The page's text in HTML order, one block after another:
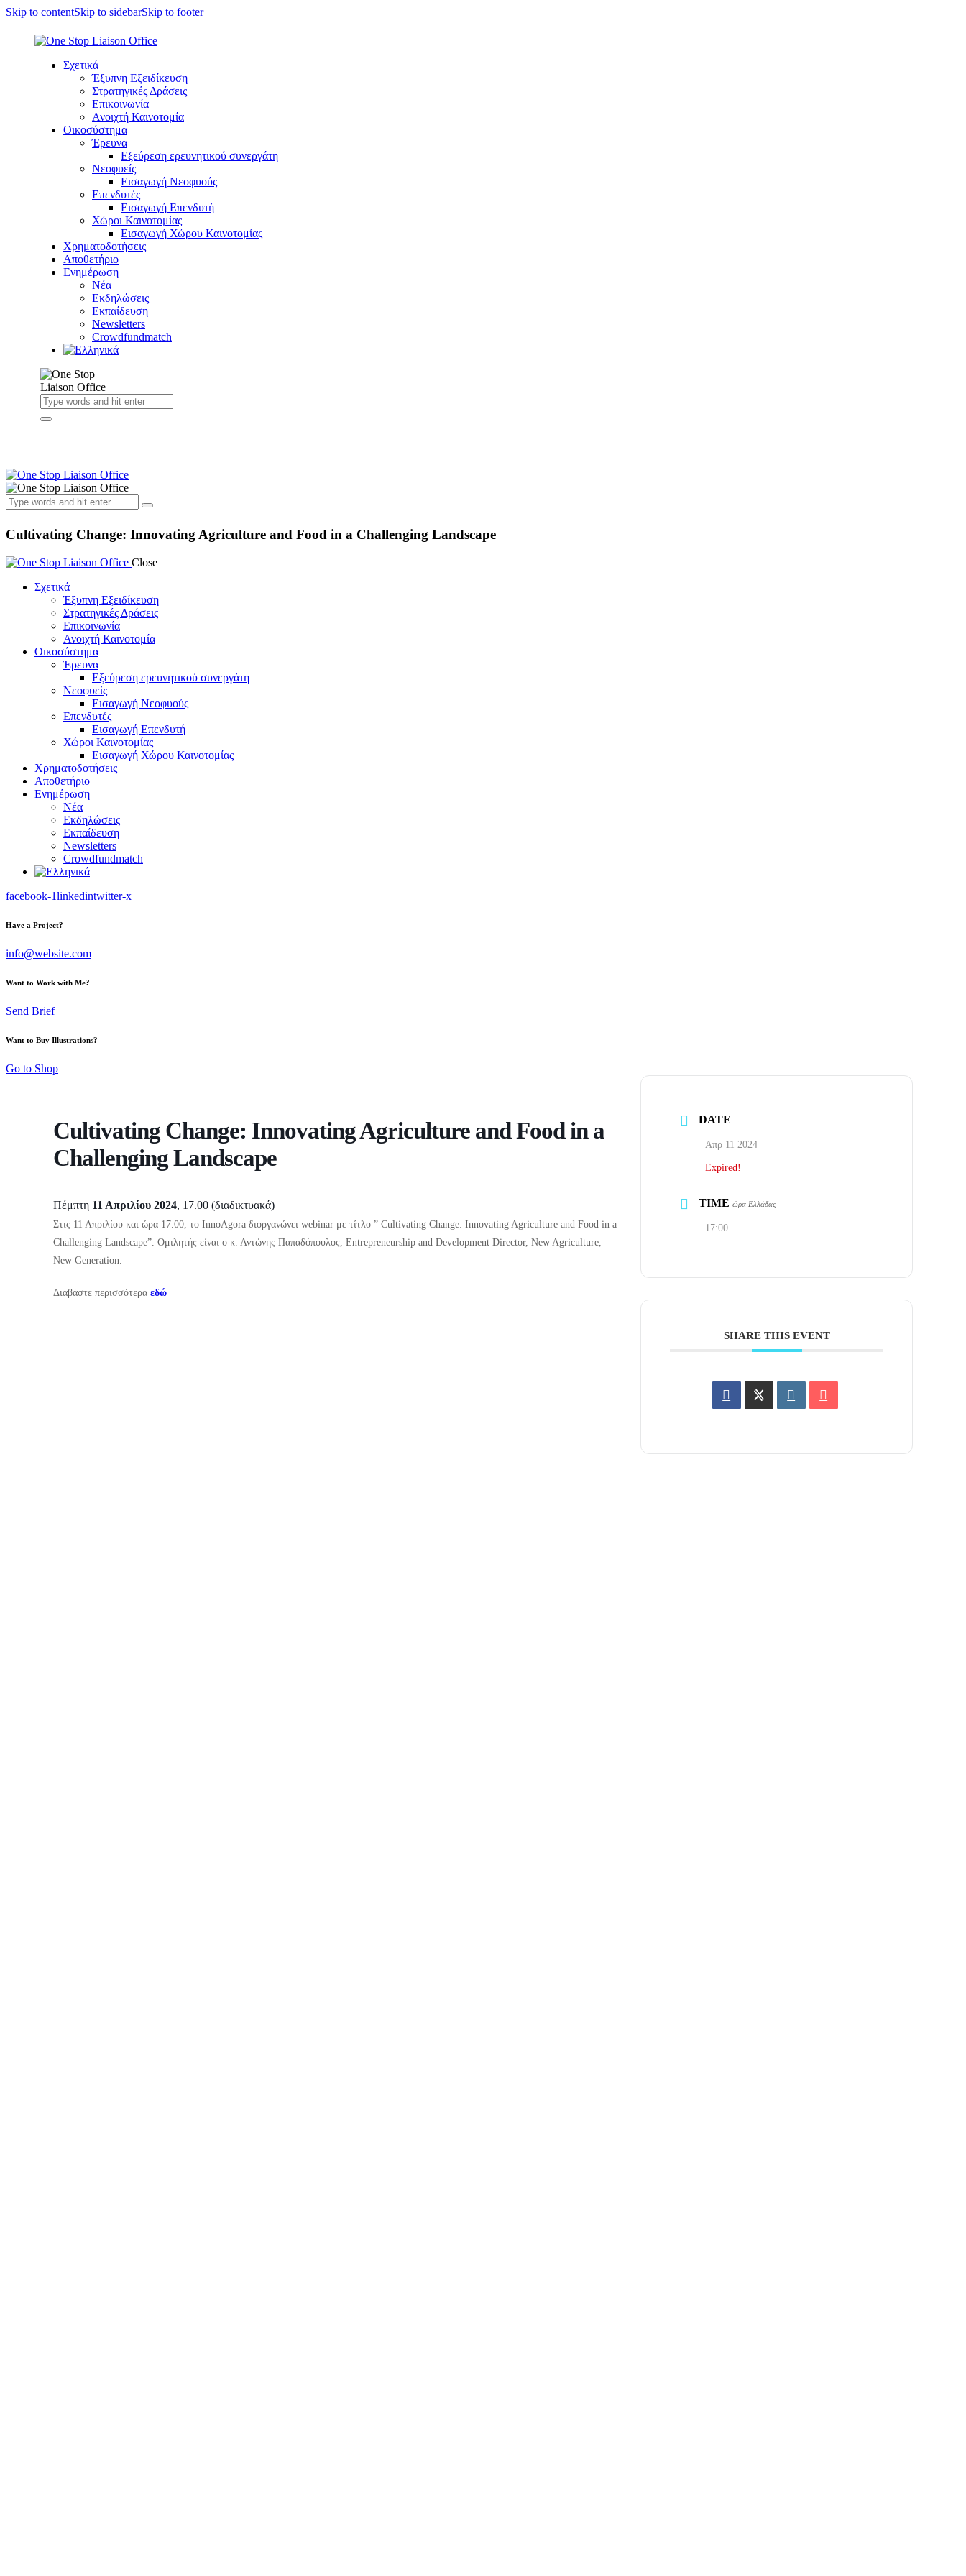
Skip to contentSkip to sidebarSkip to footer
Σχετικά
Έξυπνη Εξειδίκευση
Στρατηγικές Δράσεις
Επικοινωνία
Ανοιχτή Καινοτομία
Οικοσύστημα
Έρευνα
Εξεύρεση ερευνητικού συνεργάτη
Νεοφυείς
Εισαγωγή Νεοφυούς
Επενδυτές
Εισαγωγή Επενδυτή
Χώροι Καινοτομίας
Εισαγωγή Χώρου Καινοτομίας
Χρηματοδοτήσεις
Αποθετήριο
Ενημέρωση
Νέα
Εκδηλώσεις
Εκπαίδευση
Newsletters
Crowdfundmatch
Cultivating Change: Innovating Agriculture and Food in a Challenging Landscape
Close
Σχετικά
Έξυπνη Εξειδίκευση
Στρατηγικές Δράσεις
Επικοινωνία
Ανοιχτή Καινοτομία
Οικοσύστημα
Έρευνα
Εξεύρεση ερευνητικού συνεργάτη
Νεοφυείς
Εισαγωγή Νεοφυούς
Επενδυτές
Εισαγωγή Επενδυτή
Χώροι Καινοτομίας
Εισαγωγή Χώρου Καινοτομίας
Χρηματοδοτήσεις
Αποθετήριο
Ενημέρωση
Νέα
Εκδηλώσεις
Εκπαίδευση
Newsletters
Crowdfundmatch
facebook-1linkedintwitter-x
Have a Project?
info@website.com
Want to Work with Me?
Send Brief
Want to Buy Illustrations?
Go to Shop
Cultivating Change: Innovating Agriculture and Food in a
Challenging Landscape
Πέμπτη 11 Απριλίου 2024, 17.00 (διαδικτυακά)
Στις 11 Απριλίου και ώρα 17.00, το InnoAgora διοργανώνει webinar με τίτλο ” Cultivating Change: Innovating Agriculture and Food in a
Challenging Landscape”. Ομιλητής είναι ο κ. Αντώνης Παπαδόπουλος, Entrepreneurship and Development Director, New Agriculture,
New Generation.
Διαβάστε περισσότερα εδώ
DATE
Απρ 11 2024
Expired!
TIME ώρα Ελλάδας
17:00
SHARE THIS EVENT